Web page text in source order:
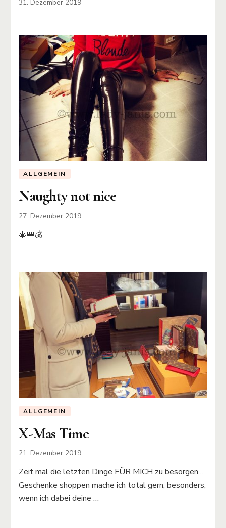
31. Dezember 2019
ALLGEMEIN
Naughty not nice
27. Dezember 2019
🎄👑💰
ALLGEMEIN
X-Mas Time
21. Dezember 2019
Zeit mal die letzten Dinge FÜR MICH zu besorgen…
Geschenke shoppen mache ich total gern, besonders,
wenn ich dabei deine …